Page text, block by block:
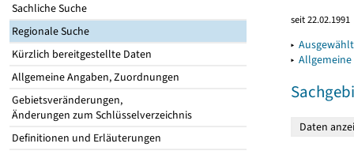
Sachliche Suche
Regionale Suche
Kürzlich bereitgestellte Daten
Allgemeine Angaben, Zuordnungen
Gebietsveränderungen,
Änderungen zum Schlüsselverzeichnis
Definitionen und Erläuterungen
seit 22.02.1991
▸
▸